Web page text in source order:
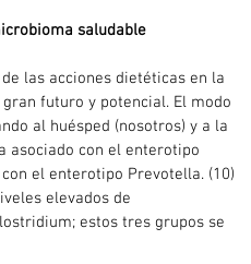
saludable
las acciones dietéticas en la
futuro y potencial. El modo
al huésped (nosotros) y a la
asociado con el enterotipo
el enterotipo Prevotella. (10)
elevados de
estos tres grupos se